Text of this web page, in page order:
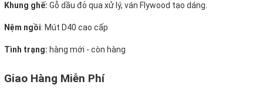
Khung ghế: Gỗ dầu đỏ qua xử lý, ván Flywood tạo dáng.
Nệm ngồi: Mút D40 cao cấp
Tình trạng: hàng mới - còn hàng
Giao Hàng Miễn Phí